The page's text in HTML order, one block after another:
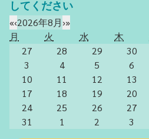
してください
«‹2026年8月›»
月
火 水 木
27
28 29 30
3
4 5 6
10
11 12 13
17
18 19 20
24
25 26 27
31
1 2 3